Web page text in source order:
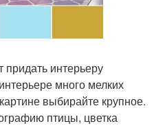
интерьеру
много мелких
выбирайте крупное.
птицы, цветка